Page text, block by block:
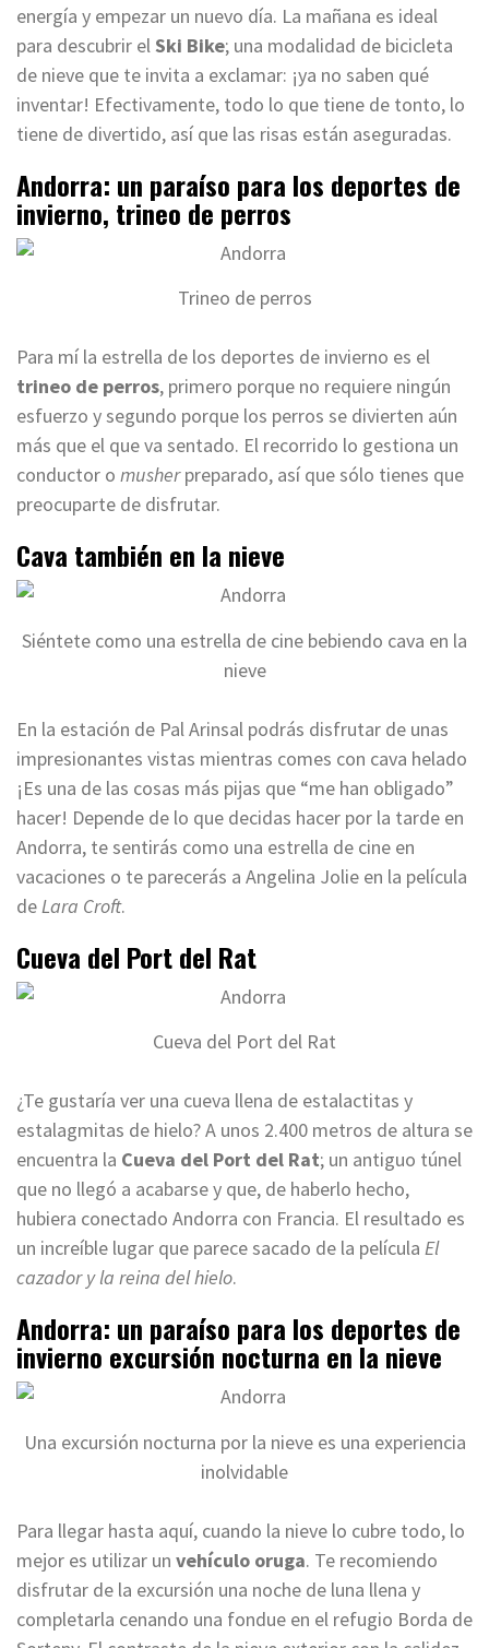
energía y empezar un nuevo día. La mañana es ideal
para descubrir el Ski Bike; una modalidad de bicicleta
de nieve que te invita a exclamar: ¡ya no saben qué
inventar! Efectivamente, todo lo que tiene de tonto, lo
tiene de divertido, así que las risas están aseguradas.
Andorra: un paraíso para los deportes de
invierno, trineo de perros
Trineo de perros
Para mí la estrella de los deportes de invierno es el
trineo de perros, primero porque no requiere ningún
esfuerzo y segundo porque los perros se divierten aún
más que el que va sentado. El recorrido lo gestiona un
conductor o musherpreparado, así que sólo tienes que
preocuparte de disfrutar.
Cava también en la nieve
Siéntete como una estrella de cine bebiendo cava en la
nieve
En la estación de Pal Arinsal podrás disfrutar de unas
impresionantes vistas mientras comes con cava helado
¡Es una de las cosas más pijas que “me han obligado”
hacer! Depende de lo que decidas hacer por la tarde en
Andorra, te sentirás como una estrella de cine en
vacaciones o te parecerás a Angelina Jolie en la película
deLara Croft.
Cueva del Port del Rat
Cueva del Port del Rat
¿Te gustaría ver una cueva llena de estalactitas y
estalagmitas de hielo? A unos 2.400 metros de altura se
encuentra la Cueva del Port del Rat; un antiguo túnel
que no llegó a acabarse y que, de haberlo hecho,
hubiera conectado Andorra con Francia. El resultado es
un increíble lugar que parece sacado de la película El
cazador y la reina del hielo.
Andorra: un paraíso para los deportes de
invierno excursión nocturna en la nieve
Una excursión nocturna por la nieve es una experiencia
inolvidable
Para llegar hasta aquí, cuando la nieve lo cubre todo, lo
mejor es utilizar un vehículo oruga. Te recomiendo
disfrutar de la excursión una noche de luna llena y
completarla cenando una fondue en el refugio Borda de